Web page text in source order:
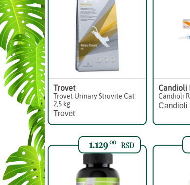
Trovet
Trovet Urinary Struvite Cat
2,5 kg
Trovet
Candioli
Candioli
Candioli
1.12900 RSD